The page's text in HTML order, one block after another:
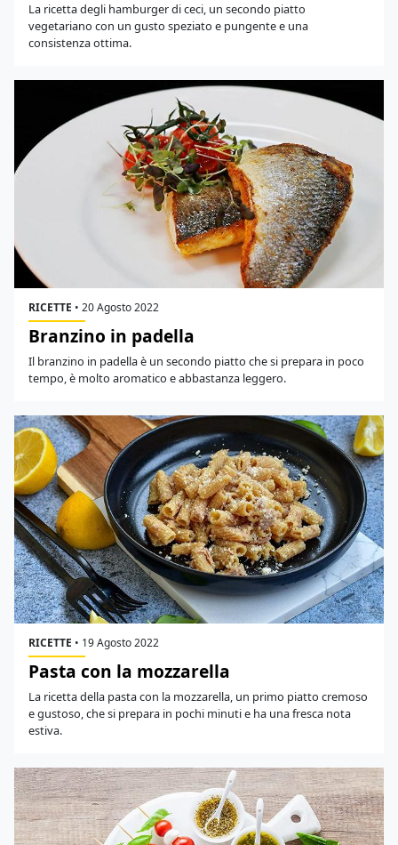
La ricetta degli hamburger di ceci, un secondo piatto
vegetariano con un gusto speziato e pungente e una
consistenza ottima.
RICETTE • 20 Agosto 2022
Branzino in padella
Il branzino in padella è un secondo piatto che si prepara in poco
tempo, è molto aromatico e abbastanza leggero.
RICETTE • 19 Agosto 2022
Pasta con la mozzarella
La ricetta della pasta con la mozzarella, un primo piatto cremoso
e gustoso, che si prepara in pochi minuti e ha una fresca nota
estiva.